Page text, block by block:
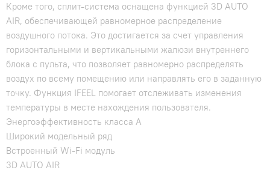
Кроме того, сплит-система оснащена функцией 3D AUTO
AIR, обеспечивающей равномерное распределение
воздушного потока. Это достигается за счет управления
горизонтальными и вертикальными жалюзи внутреннего
блока с пульта, что позволяет равномерно распределять
воздух по всему помещению или направлять его в заданную
точку. Функция IFEEL помогает отслеживать изменения
температуры в месте нахождения пользователя.
Энергоэффективность класса А
Широкий модельный ряд
Встроенный Wi-Fi модуль
3D AUTO AIR